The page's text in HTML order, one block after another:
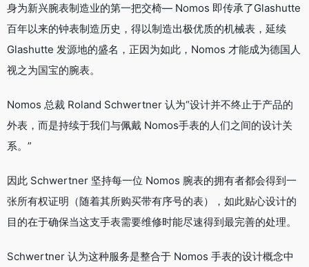
身为新兴腕表制造业的第一把交椅— Nomos 即传承了Glashutte
百年以来的钟表制造历史，得以制造出极优质的机械表，延续
Glashutte 发源地的盛名，正因为如此，Nomos 才能成为德国人
视之为国宝的腕表。
Nomos 总裁 Roland Schwertner 认为“设计并不终止于产品的
外表，而是持续于我们与佩戴 Nomos手表的人们之间的设计关
系。”
因此 Schwertner 坚持每一位 Nomos 腕表的拥有者都会得到一
张所有权证明（随着其所购买带有序号的表），如此贴心设计的
目的在于确保当这支手表需要维修时能尽速得到最完善的处理。
Schwertner 认为这种服务是整合于 Nomos 手表的设计概念中